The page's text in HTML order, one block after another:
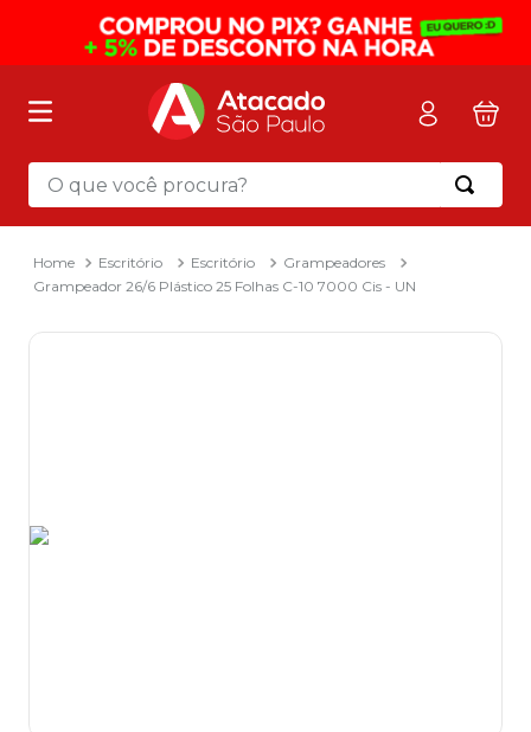
O que você procura?
Escritório Escritório
Grampeadores
Grampeador 26/6 Plástico 25 Folhas C-10 7000 Cis - UN
Termos mais buscados
mochila
2 º sacola
3º mala